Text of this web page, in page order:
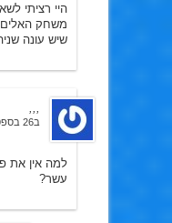
היי רציתי
משחק
שיש עונה
ב26 בספטמבר 2016
למה אין את
עשר?